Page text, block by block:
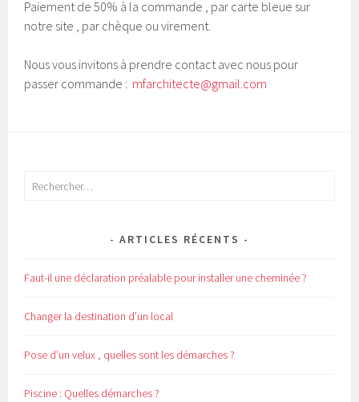
Paiement de 50% à la commande , par carte bleue sur
notre site , par chèque ou virement.
Nous vous invitons à prendre contact avec nous pour
passer commande : mfarchitecte@gmail.com
Rechercher :
ARTICLES RÉCENTS
Faut-il une déclaration préalable pour installer une cheminée ?
Changer la destination d’un local
Pose d’un velux , quelles sont les démarches ?
Piscine : Quelles démarches ?